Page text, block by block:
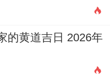
的黄道吉日 2026年